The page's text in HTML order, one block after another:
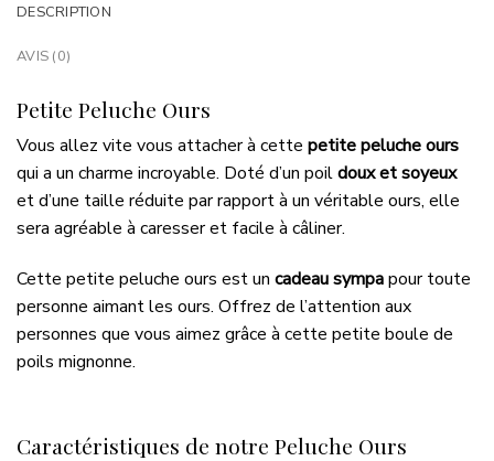
DESCRIPTION
AVIS (0)
Petite Peluche Ours
Vous allez vite vous attacher à cette petite peluche ours
qui a un charme incroyable. Doté d’un poildoux et soyeux
et d’une taille réduite par rapport à un véritable ours, elle
sera agréable à caresser et facile à câliner.
Cette petite peluche ours est un cadeau sympapour toute
personne aimant les ours. Offrez de l’attention aux
personnes que vous aimez grâce à cette petite boule de
poils mignonne.
Caractéristiques de notre Peluche Ours